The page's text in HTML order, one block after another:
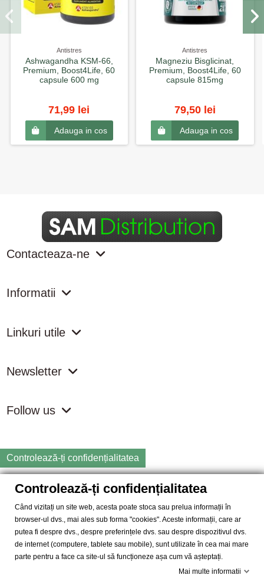
Antistres
Ashwagandha KSM-66,
Premium, Boost4Life, 60
capsule 600 mg
71,99 lei
Adauga in cos
Antistres
Magneziu Bisglicinat,
Premium, Boost4Life, 60
capsule 815mg
79,50 lei
Adauga in cos
Contacteaza-ne
Informatii
Linkuri utile
Newsletter
Follow us
Controlează-ți confidențialitatea
Copyright
2026 samdistribution.ro - Magazin online cu Produse
Naturiste & BIO
SAM DISTRIBUTION S.R.L.- Cod fiscal: RO14935035, Registrul
Comertului: J40/10004/2002, Adresa: Str. Dimieni, nr. 7, Bucuresti,
sector 5.
Controlează-ți confidențialitatea
Când vizitați un site web, acesta poate stoca sau prelua informații în
browser-ul dvs., mai ales sub forma "cookies". Aceste informații, care ar
putea fi despre dvs., despre preferințele dvs. sau despre dispozitivul dvs.
de internet (computere, tablete sau mobile), sunt utilizate în cea mai mare
parte pentru a face ca site-ul să funcționeze așa cum vă așteptați.
Mai multe informatii